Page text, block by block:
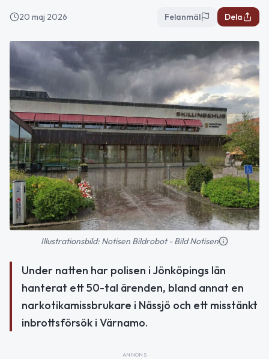
20 maj 2026 Felanmäl Dela
Illustrationsbild: Notisen Bildrobot - Bild Notisen
Under natten har polisen i Jönköpings län
hanterat ett 50-tal ärenden, bland annat en
narkotikamissbrukare i Nässjö och ett misstänkt
inbrottsförsök i Värnamo.
ANNONS